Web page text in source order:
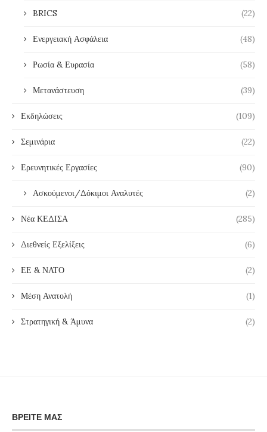
BRICS (22)
Ενεργειακή Ασφάλεια (48)
Ρωσία & Ευρασία (58)
Μετανάστευση (39)
Εκδηλώσεις (109)
Σεμινάρια (22)
Ερευνητικές Εργασίες (90)
Ασκούμενοι/Δόκιμοι Αναλυτές (2)
Νέα ΚΕΔΙΣΑ (285)
Διεθνείς Εξελίξεις (6)
ΕΕ & ΝΑΤΟ (2)
Μέση Ανατολή (1)
Στρατηγική & Άμυνα (2)
ΒΡΕΊΤΕ ΜΑΣ